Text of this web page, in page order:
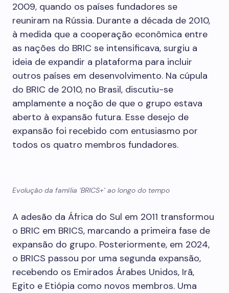
2009, quando os países fundadores se
reuniram na Rússia. Durante a década de 2010,
à medida que a cooperação econômica entre
as nações do BRIC se intensificava, surgiu a
ideia de expandir a plataforma para incluir
outros países em desenvolvimento. Na cúpula
do BRIC de 2010, no Brasil, discutiu-se
amplamente a noção de que o grupo estava
aberto à expansão futura. Esse desejo de
expansão foi recebido com entusiasmo por
todos os quatro membros fundadores.
Evolução da família ‘BRICS+’ ao longo do tempo
A adesão da África do Sul em 2011 transformou
o BRIC em BRICS, marcando a primeira fase de
expansão do grupo. Posteriormente, em 2024,
o BRICS passou por uma segunda expansão,
recebendo os Emirados Árabes Unidos, Irã,
Egito e Etiópia como novos membros. Uma